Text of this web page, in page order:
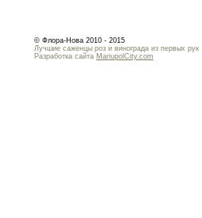
© Флора-Нова 2010 - 2015
Лучшие саженцы роз и винограда из первых рук
Разработка сайта MariupolCity.com